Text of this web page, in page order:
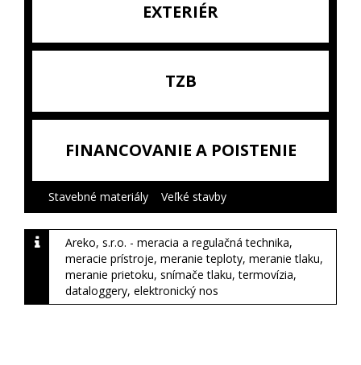
EXTERIÉR
TZB
FINANCOVANIE A POISTENIE
Stavebné materiály Veľké stavby
Areko, s.r.o. - meracia a regulačná technika,
meracie prístroje, meranie teploty, meranie tlaku,
meranie prietoku, snímače tlaku, termovízia,
dataloggery, elektronický nos